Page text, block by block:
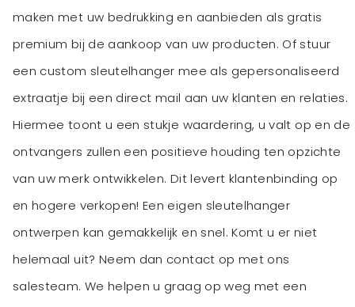
maken met uw bedrukking en aanbieden als gratis
premium bij de aankoop van uw producten. Of stuur
een custom sleutelhanger mee als gepersonaliseerd
extraatje bij een direct mail aan uw klanten en relaties.
Hiermee toont u een stukje waardering, u valt op en de
ontvangers zullen een positieve houding ten opzichte
van uw merk ontwikkelen. Dit levert klantenbinding op
en hogere verkopen! Een eigen sleutelhanger
ontwerpen kan gemakkelijk en snel. Komt u er niet
helemaal uit? Neem dan contact op met ons
salesteam. We helpen u graag op weg met een